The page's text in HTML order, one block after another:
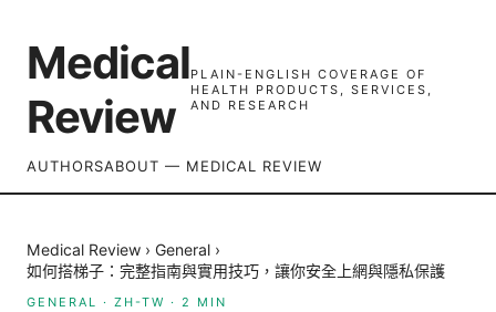
Medical
Review
PLAIN-ENGLISH COVERAGE OF
HEALTH PRODUCTS, SERVICES,
AND RESEARCH
AUTHORSABOUT — MEDICAL REVIEW
Medical Review › General ›
如何搭梯子：完整指南與實用技巧，讓你安全上網與隱私保護
GENERAL · ZH-TW · 2 MIN